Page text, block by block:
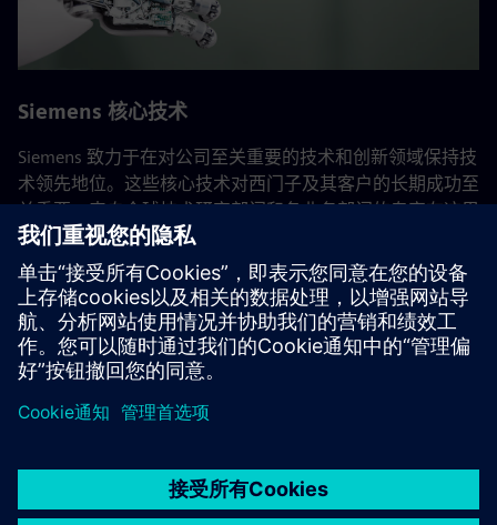
Siemens 核心技术
Siemens 致力于在对公司至关重要的技术和创新领域保持技
术领先地位。这些核心技术对西门子及其客户的长期成功至
关重要。来自全球技术研究部门和各业务部门的专家在这里
合作，巩固了公司的研发活动。
返回所有 Siemens 核心技术